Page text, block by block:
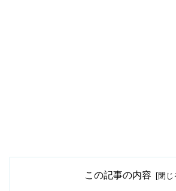
この記事の内容